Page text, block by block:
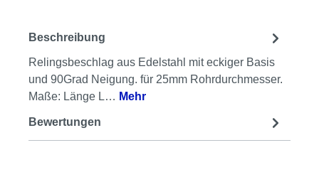
Beschreibung
Relingsbeschlag aus Edelstahl mit eckiger Basis
und 90Grad Neigung. für 25mm Rohrdurchmesser.
Maße: Länge L… Mehr
Bewertungen